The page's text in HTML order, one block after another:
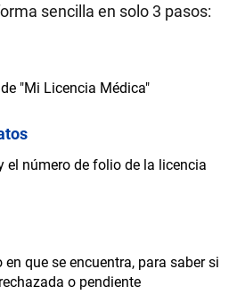
sencilla en solo 3 pasos:
"Mi Licencia Médica"
el número de folio de la licencia
en que se encuentra, para saber si
o pendiente